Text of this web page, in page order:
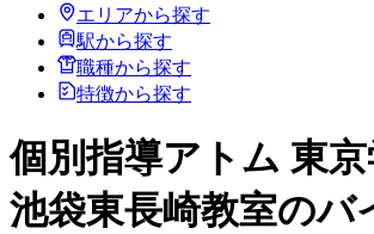
エリアから探す
駅から探す
職種から探す
特徴から探す
個別指導アトム 東
池袋東長崎教室のバ